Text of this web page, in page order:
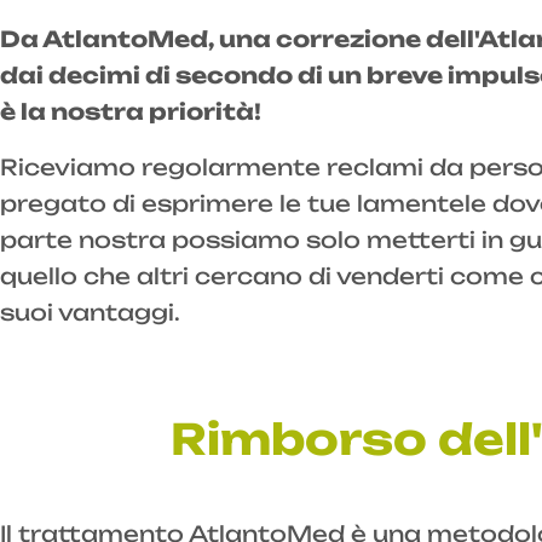
Da AtlantoMed, una correzione
dai decimi di secondo di un breve
è la nostra priorità!
Riceviamo regolarmente reclami da
pregato di esprimere le tue lamentele
parte nostra possiamo solo metterti in
quello che altri cercano di venderti
suoi vantaggi.
Rimborso
Il trattamento AtlantoMed è una